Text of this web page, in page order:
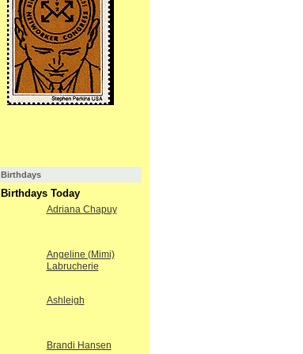
Birthdays
Birthdays Today
Adriana Chapuy
Angeline (Mimi)
Labrucherie
Ashleigh
Brandi Hansen